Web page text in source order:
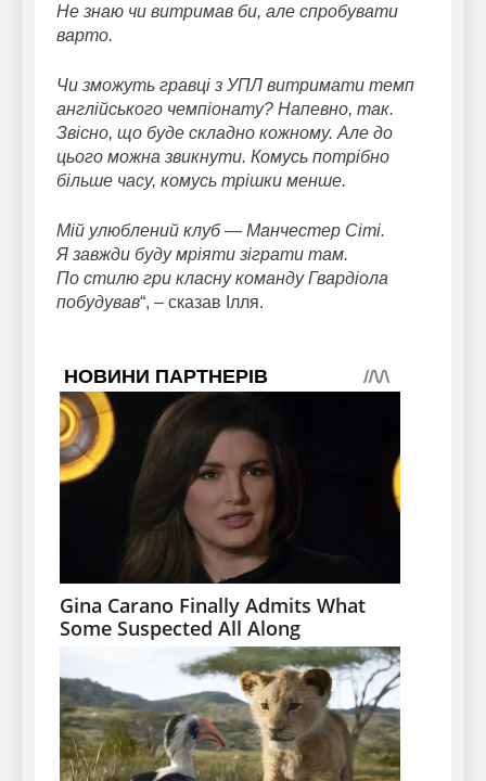
Не знаю чи витримав би, але спробувати
варто.
Чи зможуть гравці з УПЛ витримати темп
англійського чемпіонату? Напевно, так.
Звісно, що буде складно кожному. Але до
цього можна звикнути. Комусь потрібно
більше часу, комусь трішки менше.
Мій улюблений клуб — Манчестер Сіті.
Я завжди буду мріяти зіграти там.
По стилю гри класну команду Гвардіола
побудував“, – сказав Ілля.